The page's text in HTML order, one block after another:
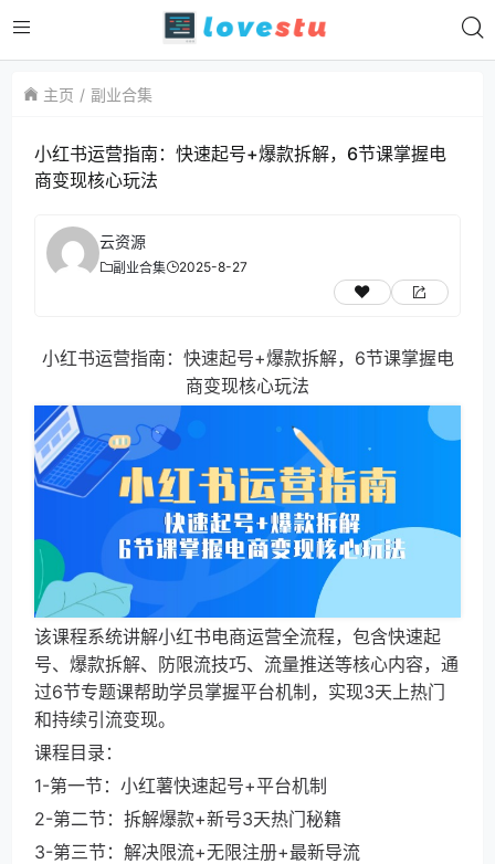
主页 副业合集
小红书运营指南：快速起号+爆款拆解，6节课掌握电
商变现核心玩法
云资源
副业合集 2025-8-27
小红书运营指南：快速起号+爆款拆解，6节课掌握电
商变现核心玩法
该课程系统讲解小红书电商运营全流程，包含快速起
号、爆款拆解、防限流技巧、流量推送等核心内容，通
过6节专题课帮助学员掌握平台机制，实现3天上热门
和持续引流变现。
课程目录：
1-第一节：小红薯快速起号+平台机制
2-第二节：拆解爆款+新号3天热门秘籍
3-第三节：解决限流+无限注册+最新导流